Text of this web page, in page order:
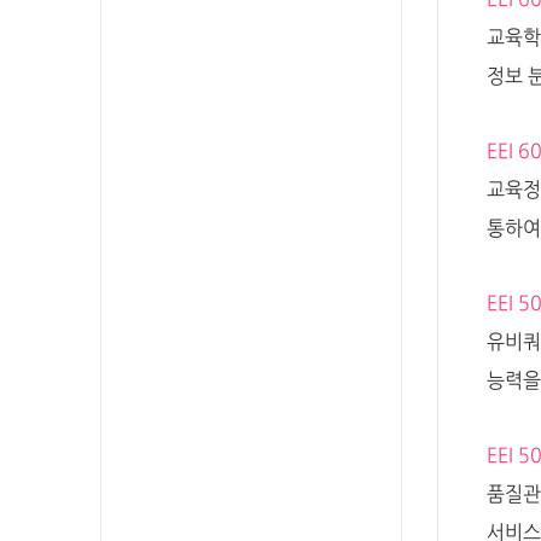
교육
정보
EEI
교육
통하
EEI
유비
능력
EEI
품질
서비